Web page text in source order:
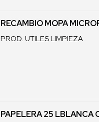
RECAMBIO MOPA
PROD. UTILES LIMPIEZA
PAPELERA 25 LBLANCA